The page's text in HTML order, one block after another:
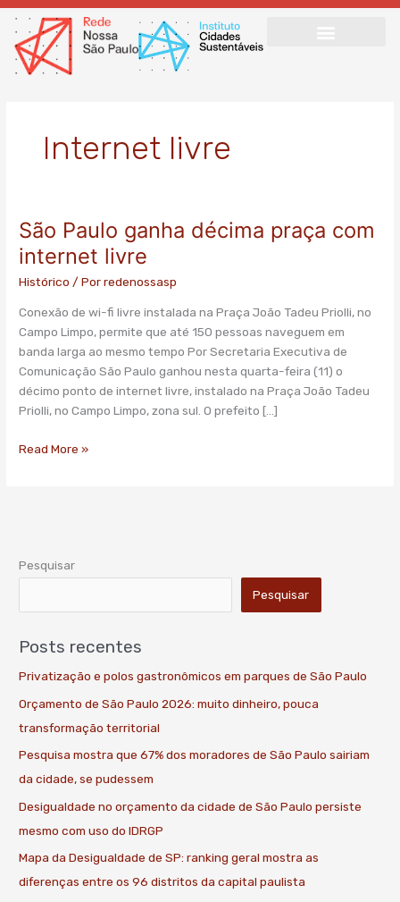
Ir
para
conteúdo
Internet livre
São Paulo ganha décima praça com
internet livre
Histórico / Porredenossasp
Conexão de wi-fi livre instalada na Praça João Tadeu Priolli, no
Campo Limpo, permite que até 150 pessoas naveguem em
banda larga ao mesmo tempo Por Secretaria Executiva de
Comunicação São Paulo ganhou nesta quarta-feira (11) o
décimo ponto de internet livre, instalado na Praça João Tadeu
Priolli, no Campo Limpo, zona sul. O prefeito […]
São
Paulo
ganha
décima
Read More »
Pesquisar
Pesquisar
Posts recentes
Privatização e polos gastronômicos em parques de São Paulo
Orçamento de São Paulo 2026: muito dinheiro, pouca
transformação territorial
Pesquisa mostra que 67% dos moradores de São Paulo sairiam
da cidade, se pudessem
Desigualdade no orçamento da cidade de São Paulo persiste
mesmo com uso do IDRGP
Mapa da Desigualdade de SP: ranking geral mostra as
diferenças entre os 96 distritos da capital paulista